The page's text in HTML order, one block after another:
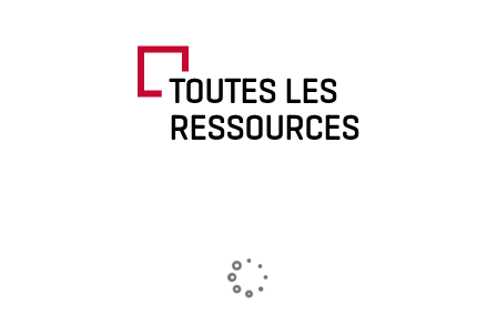
TOUTES LES
RESSOURCES